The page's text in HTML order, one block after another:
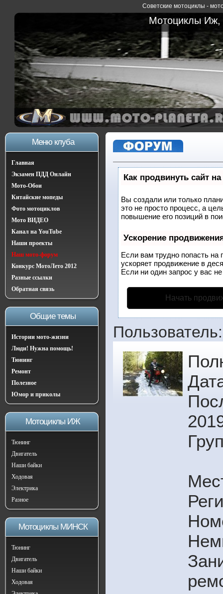
Советские мотоциклы -
Мотоциклы Иж,
Меню клуба
Главная
Экзамен ПДД Онлайн
Мото-Обои
Китайские мопеды
Фото мотоциклов
Мото ВИДЕО
Канал на YouTube
Наши проекты
Наш мото-форум
Конкурс МотоЛето 2012
Разные ссылки
Обратная связь
Общие темы
Истории мото-жизни
Люди! Нужна помощь!
Тюнинг
Ремонт
Полезное
Юмор и приколы
Мотоциклы ИЖ
Тюнинг
Двигатель
Наши байки
Ходовая
Электрика
Разное
Мотоциклы МИНСК
Тюнинг
Двигатель
Наши байки
Ходовая
Как продвинуть сайт
Вы создали или только
это не просто процесс, а
повышение его позиций в
Ускорение
Если вам трудно попасть на
ускоряет продвижение в
Если ни один запрос у вас
Начать